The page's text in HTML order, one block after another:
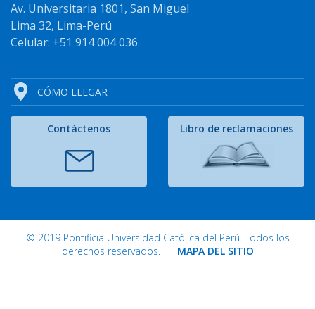
Av. Universitaria 1801, San Miguel
Lima 32, Lima-Perú
Celular: +51 914 004 036
CÓMO LLEGAR
Contáctenos Libro de reclamaciones
© 2019 Pontificia Universidad Católica del Perú. Todos los
derechos reservados. MAPA DEL SITIO